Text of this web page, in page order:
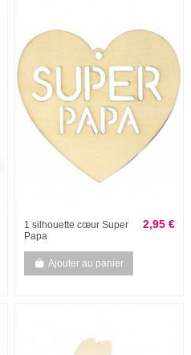
1 silhouette cœur Super
Papa
2,95 €
Ajouter au panier